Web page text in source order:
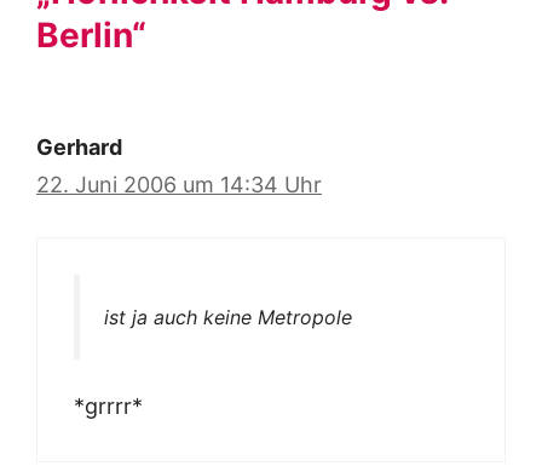
Berlin“
Gerhard
22. Juni 2006 um 14:34 Uhr
ist ja auch keine Metropole
*grrrr*